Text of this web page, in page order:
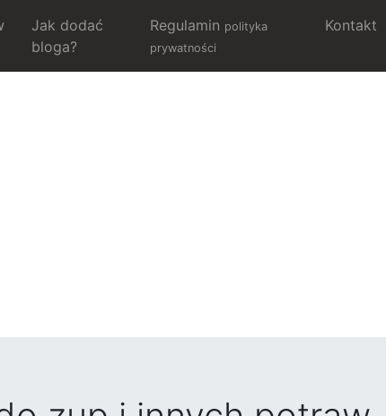
Jak dodać
bloga?
Regulamin polityka
prywatności
Kontakt